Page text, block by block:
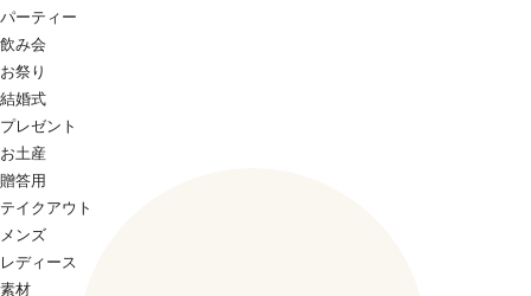
パーティー
飲み会
お祭り
結婚式
プレゼント
お土産
贈答用
テイクアウト
メンズ
レディース
素材